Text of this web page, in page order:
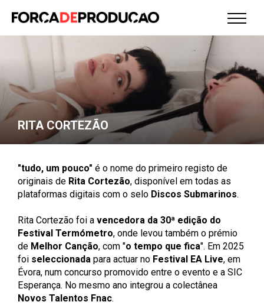
RITA CORTEZÃO
"tudo, um pouco" é o nome do primeiro registo de
originais de Rita Cortezão, disponível em todas as
plataformas digitais com o selo Discos Submarinos.
Rita Cortezão foi a vencedora da 30ª edição do
Festival Termómetro, onde levou também o prémio
de Melhor Canção, com "o tempo que fica". Em 2025
foi seleccionada para actuar no Festival EA Live, em
Évora, num concurso promovido entre o evento e a SIC
Esperança. No mesmo ano integrou a colectânea
Novos Talentos Fnac.